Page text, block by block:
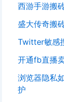
西游手游搬
盛大传奇搬
Twitter敏感
开通fb直播
浏览器隐私
护